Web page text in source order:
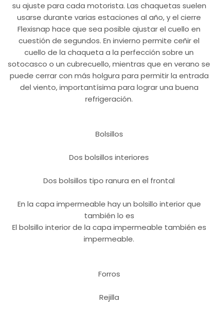
su ajuste para cada motorista. Las chaquetas suelen
usarse durante varias estaciones al año, y el cierre
Flexisnap hace que sea posible ajustar el cuello en
cuestión de segundos. En invierno permite ceñir el
cuello de la chaqueta a la perfección sobre un
sotocasco o un cubrecuello, mientras que en verano se
puede cerrar con más holgura para permitir la entrada
del viento, importantísima para lograr una buena
refrigeración.
Bolsillos
Dos bolsillos interiores
Dos bolsillos tipo ranura en el frontal
En la capa impermeable hay un bolsillo interior que
también lo es
El bolsillo interior de la capa impermeable también es
impermeable.
Forros
Rejilla